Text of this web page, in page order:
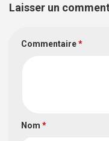
Laisser un
Commentaire*
Nom *